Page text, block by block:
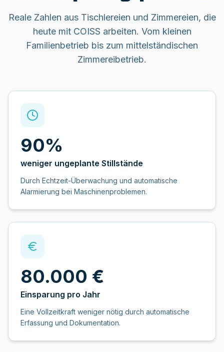
Reale Zahlen aus Tischlereien und Zimmereien, die
heute mit COISS arbeiten. Vom kleinen
Familienbetrieb bis zum mittelständischen
Zimmereibetrieb.
90%
weniger ungeplante Stillstände
Durch Echtzeit-Überwachung und automatische
Alarmierung bei Maschinenproblemen.
80.000 €
Einsparung pro Jahr
Eine Vollzeitkraft weniger nötig durch automatische
Erfassung und Dokumentation.